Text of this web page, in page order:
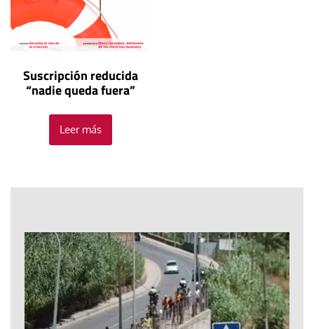
Suscripción reducida
“nadie queda fuera”
Leer más